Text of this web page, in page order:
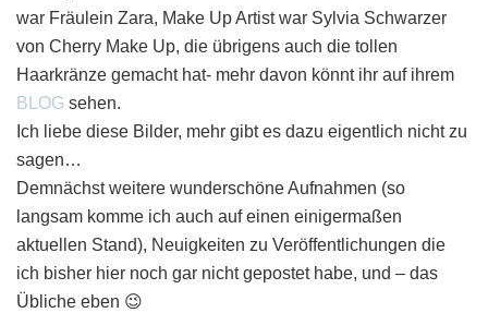
war Fräulein Zara, Make Up Artist war Sylvia Schwarzer
von Cherry Make Up, die übrigens auch die tollen
Haarkränze gemacht hat- mehr davon könnt ihr auf ihrem
BLOG sehen.
Ich liebe diese Bilder, mehr gibt es dazu eigentlich nicht zu
sagen…
Demnächst weitere wunderschöne Aufnahmen (so
langsam komme ich auch auf einen einigermaßen
aktuellen Stand), Neuigkeiten zu Veröffentlichungen die
ich bisher hier noch gar nicht gepostet habe, und – das
Übliche eben 😉